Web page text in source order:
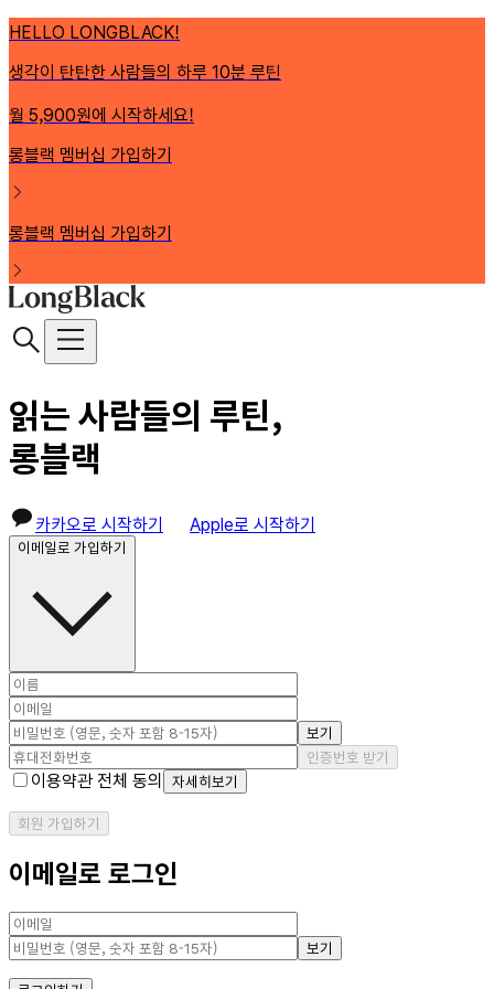
HELLO LONGBLACK!
생각이 탄탄한 사람들의 하루 10분 루틴
월 5,900원에 시작하세요!
롱블랙 멤버십 가입하기
롱블랙 멤버십 가입하기
읽는 사람들의 루틴,
롱블랙
카카오로 시작하기 Apple로 시작하기
이메일로 가입하기
보기
인증번호 받기
이용약관 전체 동의 자세히보기
회원 가입하기
이메일로 로그인
보기